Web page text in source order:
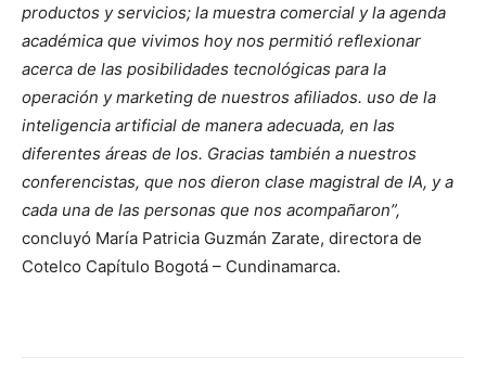
productos y servicios; la muestra comercial y la agenda
académica que vivimos hoy nos permitió reflexionar
acerca de las posibilidades tecnológicas para la
operación y marketing de nuestros afiliados. uso de la
inteligencia artificial de manera adecuada, en las
diferentes áreas de los. Gracias también a nuestros
conferencistas, que nos dieron clase magistral de IA, y a
cada una de las personas que nos acompañaron”,
concluyó María Patricia Guzmán Zarate, directora de
Cotelco Capítulo Bogotá – Cundinamarca.